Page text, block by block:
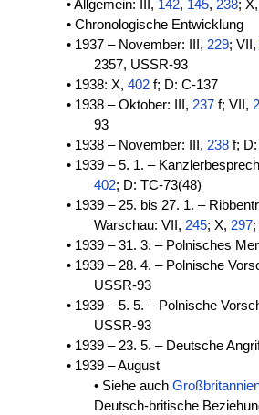
• Allgemein: III, 142, 145,238;
• Chronologische Entwicklung
• 1937 – November: III,229;
2357, USSR-93
• 1938: X,402 f; D: C-137
• 1938 – Oktober: III,237 f; VII,
93
• 1938 – November: III,238 f;
• 1939 – 5. 1. –
402; D: TC-73(48)
• 1939 – 25. bis 27. 1. –
Warschau: VII, 245; X, 297;
• 1939 – 31. 3. – Polnisches
• 1939 – 28. 4. – Polnische
USSR-93
• 1939 – 5. 5. – Polnische
USSR-93
• 1939 – 23. 5. – Deutsche
• 1939 – August
• Siehe auch
Deutsch-britische